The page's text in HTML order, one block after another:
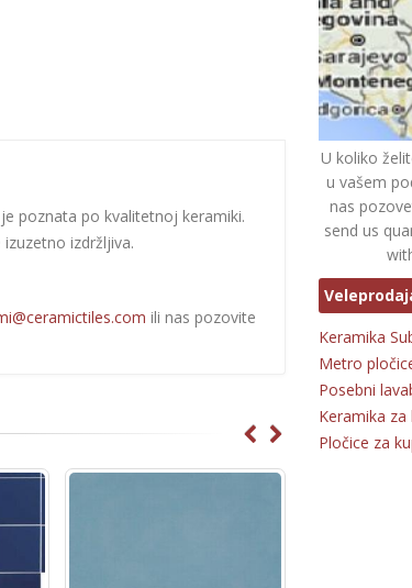
poznata po kvalitetnoj keramiki.
izdržljiva.
ili nas pozovite
U koliko
u vašem
nas
send us
Keramika
Metro
Posebni
Keramika za
Pločice za